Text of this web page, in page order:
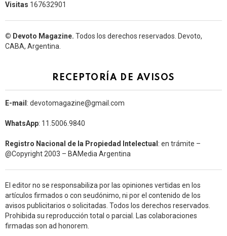
Visitas 167632901
© Devoto Magazine. Todos los derechos reservados. Devoto,
CABA, Argentina.
RECEPTORÍA DE AVISOS
E-mail : devotomagazine@gmail.com
WhatsApp: 11.5006.9840
Registro Nacional de la Propiedad Intelectual : en trámite –
@Copyright 2003 – BAMedia Argentina
El editor no se responsabiliza por las opiniones vertidas en los
artículos firmados o con seudónimo, ni por el contenido de los
avisos publicitarios o solicitadas. Todos los derechos reservados.
Prohibida su reproducción total o parcial. Las colaboraciones
firmadas son ad honorem.